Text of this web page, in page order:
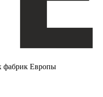
фабрик Европы